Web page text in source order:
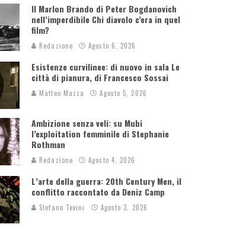
Il Marlon Brando di Peter Bogdanovich
nell’imperdibile Chi diavolo c’era in quel
film?
Redazione Agosto 6, 2026
Esistenze curvilinee: di nuovo in sala Le
città di pianura, di Francesco Sossai
Matteo Mazza Agosto 5, 2026
Ambizione senza veli: su Mubi
l’exploitation femminile di Stephanie
Rothman
Redazione Agosto 4, 2026
L’arte della guerra: 20th Century Men, il
conflitto raccontato da Deniz Camp
Stefano Tevini Agosto 3, 2026